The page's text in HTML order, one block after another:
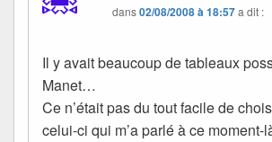
dans02/08/2008 à 18:57a dit :
Il y avait beaucoup de tableaux
Manet…
Ce n’était pas du tout facile de
celui-ci qui m’a parlé à ce moment-